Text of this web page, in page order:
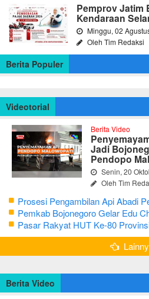
Pemprov Jatim
Kendaraan
Minggu, 02
Oleh Tim Redaksi
Berita Populer
Videotorial
Berita Video
Jadi
Pendopo
Senin, 20
Oleh Tim
Prosesi Pengambilan Api Abadi
Bojonegoro Ke-348
Pemkab Bojonegoro Gelar Edu
Seni Reog dan Jaranan
Pasar Rakyat HUT Ke-80
Berita Video